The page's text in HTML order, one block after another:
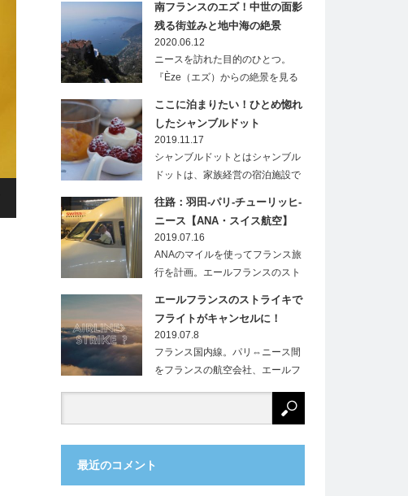
南フランスのエズ！中世の面影
残る街並みと地中海の絶景
2020.06.12
ニースを訪れた目的のひとつ。
『Èze（エズ）からの絶景を見る
ここに泊まりたい！ひとめ惚れ
したシャンブルドット
2019.11.17
シャンブルドットとはシャンブル
ドットは、家族経営の宿泊施設で
往路：羽田-パリ-チューリッヒ-
ニース【ANA・スイス航空】
2019.07.16
ANAのマイルを使ってフランス旅
行を計画。エールフランスのスト
エールフランスのストライキで
フライトがキャンセルに！
2019.07.8
フランス国内線。パリ⇔ニース間
をフランスの航空会社、エールフ
最近のコメント